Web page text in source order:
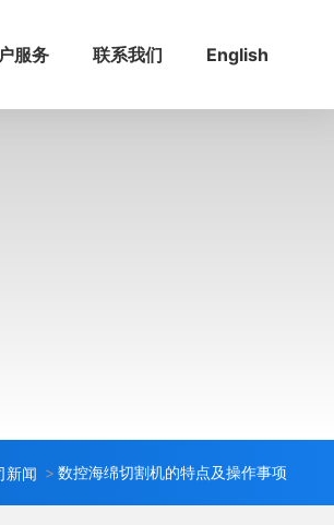
服务 联系我们 English
新闻 数控海绵切割机的特点及操作事项